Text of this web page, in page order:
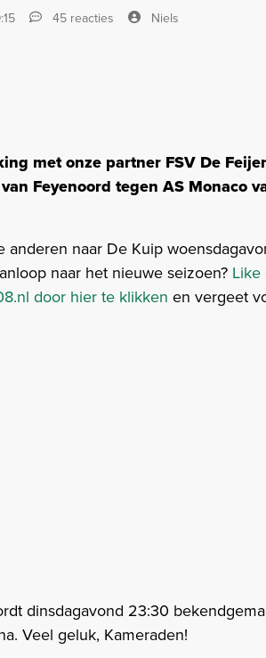
45 reacties Niels
met onze partner FSV De
Feyenoord tegen AS Monaco
anderen naar De Kuip
naar het nieuwe seizoen?
door hier te klikken en vergeet
dinsdagavond 23:30
Veel geluk, Kameraden!